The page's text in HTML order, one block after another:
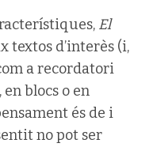
El
textos d’interès (i,
a recordatori
blocs o en
és de i
no pot ser